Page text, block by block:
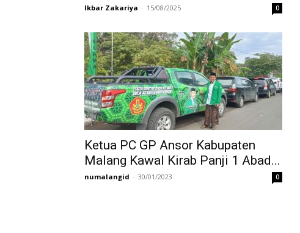
Ikbar Zakariya - 15/08/2025 0
Ketua PC GP Ansor Kabupaten
Malang Kawal Kirab Panji 1 Abad...
numalangid - 30/01/2023 0